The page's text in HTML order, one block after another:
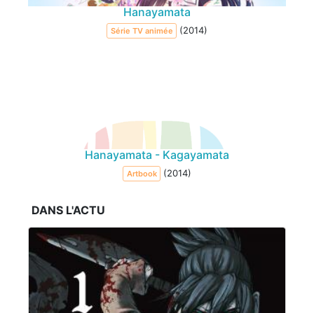
Hanayamata
Série TV animée (2014)
Hanayamata - Kagayamata
Artbook (2014)
DANS L'ACTU